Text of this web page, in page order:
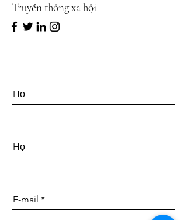
Truyền thông xã hội
Họ
Họ
E-mail